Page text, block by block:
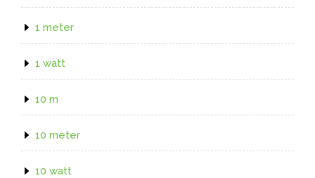
1 meter
1 watt
10 m
10 meter
10 watt